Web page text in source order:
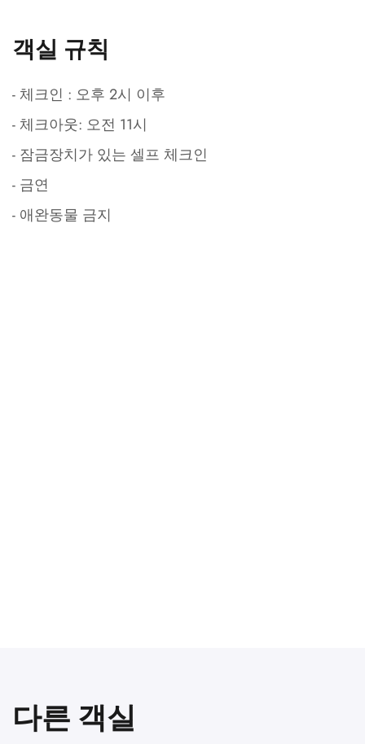
객실 규칙
- 체크인 : 오후 2시 이후
- 체크아웃: 오전 11시
- 잠금장치가 있는 셀프 체크인
- 금연
- 애완동물 금지
다른 객실